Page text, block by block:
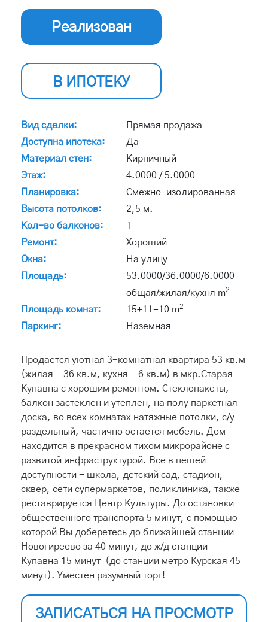
Реализован
В ИПОТЕКУ
Вид сделки:
Прямая продажа
Доступна ипотека:
Да
Материал стен:
Кирпичный
Этаж:
4.0000 / 5.0000
Планировка:
Смежно-изолированная
Высота потолков:
2,5 м.
Кол-во балконов:
1
Ремонт:
Хороший
Окна:
На улицу
Площадь:
53.0000/36.0000/6.0000
общая/жилая/кухня m2
Площадь комнат: 15+11-10 m2
Паркинг: Наземная
Продается уютная 3-комнатная квартира 53 кв.м
(жилая - 36 кв.м, кухня - 6 кв.м) в мкр.Старая
Купавна с хорошим ремонтом. Стеклопакеты,
балкон застеклен и утеплен, на полу паркетная
доска, во всех комнатах натяжные потолки, с/у
раздельный, частично остается мебель. Дом
находится в прекрасном тихом микрорайоне с
развитой инфраструктурой. Все в пешей
доступности - школа, детский сад, стадион,
сквер, сети супермаркетов, поликлиника, также
реставрируется Центр Культуры. До остановки
общественного транспорта 5 минут, с помощью
которой Вы доберетесь до ближайшей станции
Новогиреево за 40 минут, до ж/д станции
Купавна 15 минут (до станции метро Курская 45
минут). Уместен разумный торг!
ЗАПИСАТЬСЯ НА ПРОСМОТР